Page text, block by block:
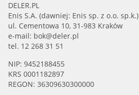
VOLKSWAGEN
VOLVO
DELER.PL
Enis S.A. (dawniej: Enis sp. z o.o. sp.k.)
ul. Cementowa 10, 31-983 Kraków
e-mail: bok@deler.pl
tel. 12 268 31 51
NIP: 9452188455
KRS 0001182897
REGON: 36309630300000